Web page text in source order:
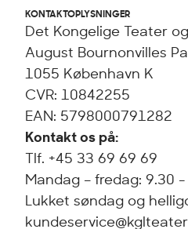
KONTAKTOPLYSNINGER
Det Kongelige Teater
August Bournonvilles
1055 København K
CVR: 10842255
EAN: 5798000791282
Kontakt os på:
Tlf. +45 33 69 69 69
Mandag – fredag: 9.30 -
Lukket søndag og